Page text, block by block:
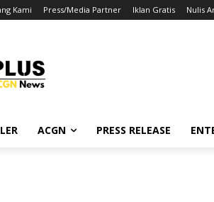
Kami Press/Media Partner Iklan Gratis Nulis
ACGN PRESS RELEASE